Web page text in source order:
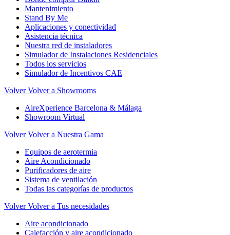
Mantenimiento
Stand By Me
Aplicaciones y conectividad
Asistencia técnica
Nuestra red de instaladores
Simulador de Instalaciones Residenciales
Todos los servicios
Simulador de Incentivos CAE
Volver Volver a Showrooms
AireXperience Barcelona & Málaga
Showroom Virtual
Volver Volver a Nuestra Gama
Equipos de aerotermia
Aire Acondicionado
Purificadores de aire
Sistema de ventilación
Todas las categorías de productos
Volver Volver a Tus necesidades
Aire acondicionado
Calefacción y aire acondicionado